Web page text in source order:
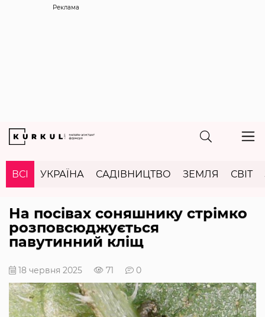
Реклама
ВСІ УКРАЇНА САДІВНИЦТВО ЗЕМЛЯ СВІТ
На посівах соняшнику стрімко
розповсюджується
павутинний кліщ
18 червня 2025 71 0